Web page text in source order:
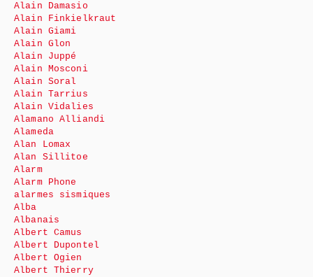
Alain Damasio
Alain Finkielkraut
Alain Giami
Alain Glon
Alain Juppé
Alain Mosconi
Alain Soral
Alain Tarrius
Alain Vidalies
Alamano Alliandi
Alameda
Alan Lomax
Alan Sillitoe
Alarm
Alarm Phone
alarmes sismiques
Alba
Albanais
Albert Camus
Albert Dupontel
Albert Ogien
Albert Thierry